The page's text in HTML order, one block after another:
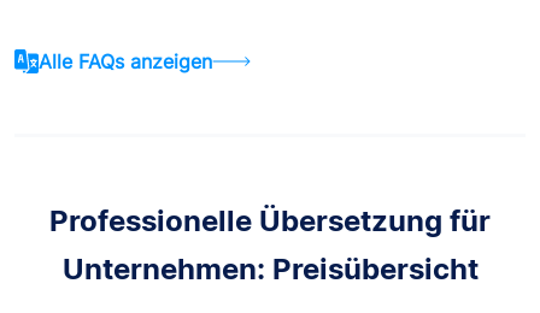
Alle FAQs anzeigen
Professionelle Übersetzung für
Unternehmen: Preisübersicht